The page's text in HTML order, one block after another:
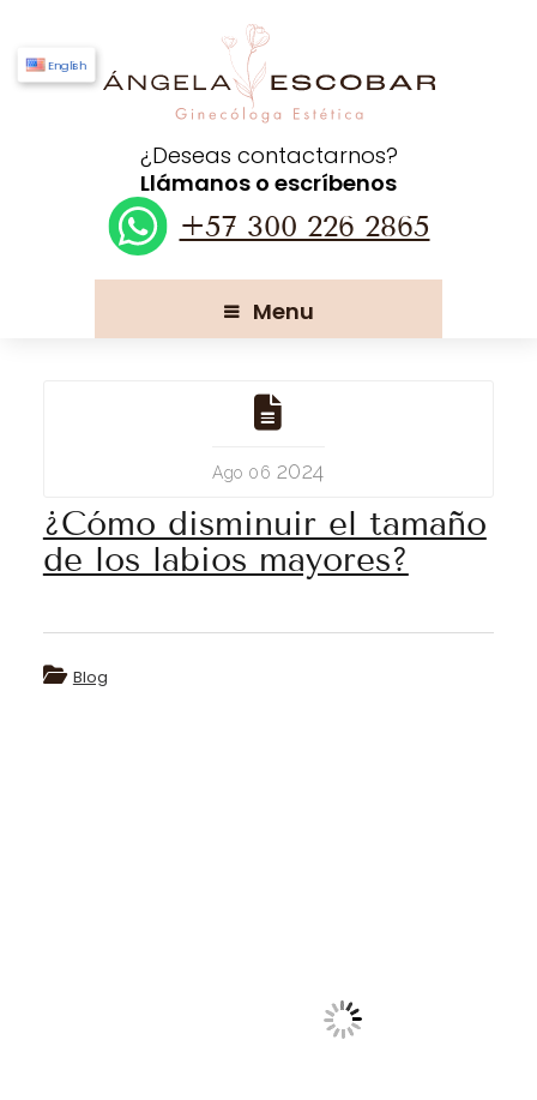
¿Deseas contactarnos?
Llámanos o escríbenos
+57 300 226 2865
English
Menu
Ago 06 2024
¿Cómo disminuir el tamaño
de los labios mayores?
Blog